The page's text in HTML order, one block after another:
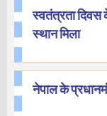
स्वतंत्रता दिवस
स्थान मिला
नेपाल के